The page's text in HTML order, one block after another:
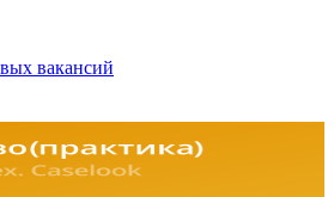
вакансий